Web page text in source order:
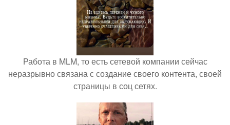
Работа в MLM, то есть сетевой компании сейчас
неразрывно связана с создание своего контента, своей
страницы в соц сетях.